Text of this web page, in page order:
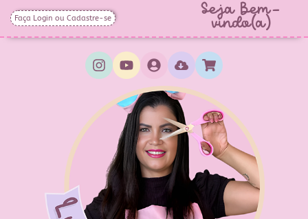
Faça Login ou Cadastre-se Seja Bem-
vindo(a)